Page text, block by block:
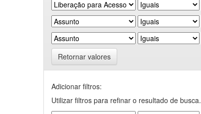
Retornar valores
Adicionar filtros:
Utilizar filtros para refinar o resultado de busca.